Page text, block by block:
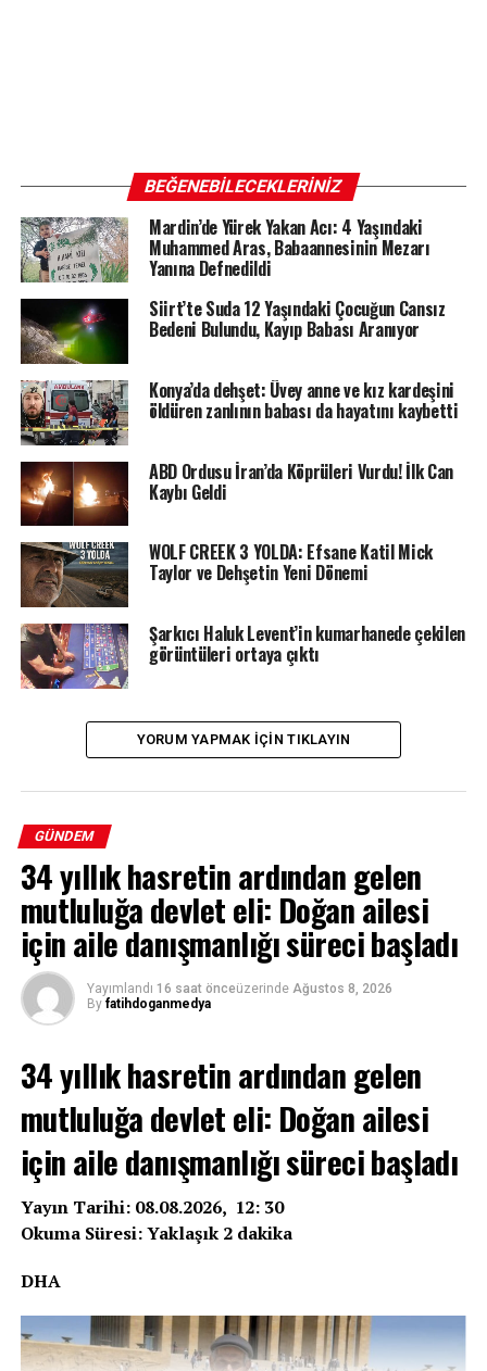
BEĞENEBILECEKLERINIZ
Mardin’de Yürek Yakan Acı: 4 Yaşındaki
Muhammed Aras, Babaannesinin Mezarı
Yanına Defnedildi
Siirt’te Suda 12 Yaşındaki Çocuğun Cansız
Bedeni Bulundu, Kayıp Babası Aranıyor
Konya’da dehşet: Üvey anne ve kız kardeşini
öldüren zanlının babası da hayatını kaybetti
ABD Ordusu İran’da Köprüleri Vurdu! İlk Can
Kaybı Geldi
WOLF CREEK 3 YOLDA: Efsane Katil Mick
Taylor ve Dehşetin Yeni Dönemi
Şarkıcı Haluk Levent’in kumarhanede çekilen
görüntüleri ortaya çıktı
YORUM YAPMAK IÇIN TIKLAYIN
GÜNDEM
34 yıllık hasretin ardından gelen
mutluluğa devlet eli: Doğan ailesi
için aile danışmanlığı süreci başladı
Yayımlandı 16 saat önceüzerinde Ağustos 8, 2026
By fatihdoganmedya
34 yıllık hasretin ardından gelen
mutluluğa devlet eli: Doğan ailesi
için aile danışmanlığı süreci başladı
Yayın Tarihi: 08.08.2026, 12: 30
Okuma Süresi: Yaklaşık 2 dakika
DHA